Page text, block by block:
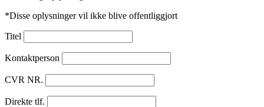
*Disse oplysninger vil ikke blive offentliggjort
Titel
Kontaktperson
CVR NR.
Direkte tlf.